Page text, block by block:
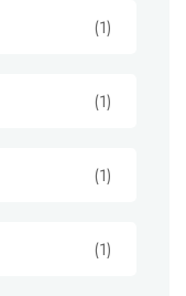
(1)
(1)
(1)
(1)